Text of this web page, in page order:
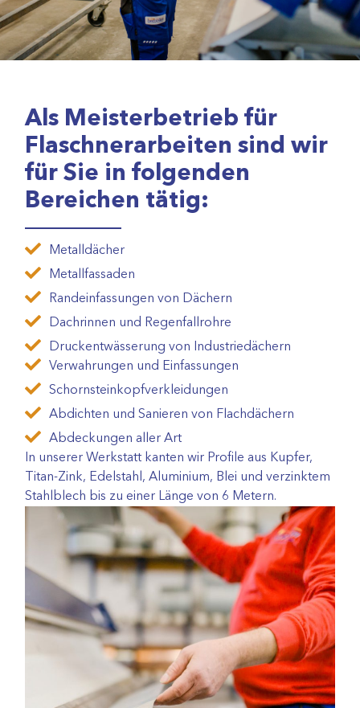
Als Meisterbetrieb für
Flaschnerarbeiten sind wir
für Sie in folgenden
Bereichen tätig:
Metalldächer
Metallfassaden
Randeinfassungen von Dächern
Dachrinnen und Regenfallrohre
Druckentwässerung von Industriedächern
Verwahrungen und Einfassungen
Schornsteinkopfverkleidungen
Abdichten und Sanieren von Flachdächern
Abdeckungen aller Art
In unserer Werkstatt kanten wir Profile aus Kupfer,
Titan-Zink, Edelstahl, Aluminium, Blei und verzinktem
Stahlblech bis zu einer Länge von 6 Metern.